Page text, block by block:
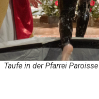
Taufe in der Pfarrei